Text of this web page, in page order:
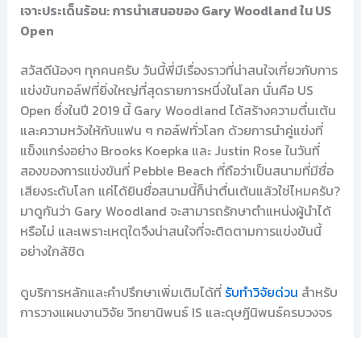
เจาะประเด็นร้อน: การนำเสนอของ Gary Woodland ใน US
Open
สวัสดีน้องๆ ทุกคนครับ วันนี้พี่มีเรื่องราวที่น่าสนใจเกี่ยวกับการ
แข่งขันกอล์ฟที่ยิ่งใหญ่ที่สุดรายการหนึ่งในโลก นั่นคือ US
Open ซึ่งในปี 2019 นี้ Gary Woodland ได้สร้างความตื่นเต้น
และความหวังให้กับแฟน ๆ กอล์ฟทั่วโลก ด้วยการนำคู่แข่งที่
แข็งแกร่งอย่าง Brooks Koepka และ Justin Rose ในวันที่
สองของการแข่งขันที่ Pebble Beach ที่ถือว่าเป็นสนามที่มีชื่อ
เสียงระดับโลก แค่ได้ยินชื่อสนามนี้ก็น่าตื่นเต้นแล้วใช่ไหมครับ?
มาดูกันว่า Gary Woodland จะสามารถรักษาตำแหน่งผู้นำได้
หรือไม่ และเพราะเหตุใดจึงน่าสนใจที่จะติดตามการแข่งขันนี้
อย่างใกล้ชิด
ดูบริการหลักและคำปรึกษาเพิ่มเติมได้ที่ รับทำวิจัยด่วน สำหรับ
การวางแผนงานวิจัย วิทยานิพนธ์ IS และดุษฎีนิพนธ์ครบวงจร